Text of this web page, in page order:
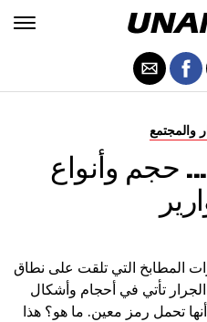
والمجتمع
حجم وأنواع
المطابخ التي تلقت على نطاق
تأتي في أحجام وأشكال
تحمل رمز معين. ما هو؟ هذا